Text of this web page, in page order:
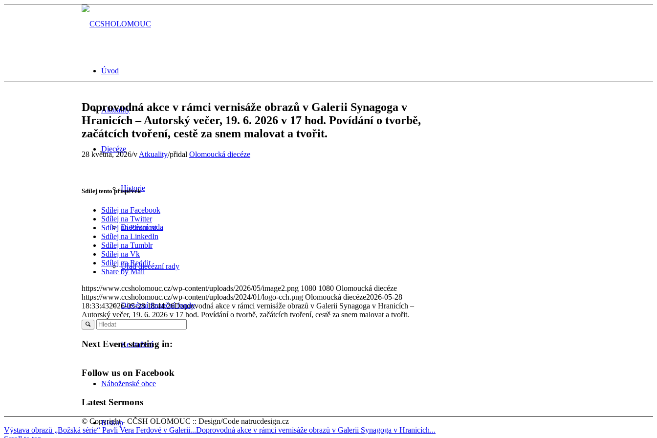
Úvod
Aktuality
Diecéze
Historie
Diecézní rada
Úřad diecézní rady
Diecézní finanční fondy
Ke stažení
Náboženské obce
Biskup
Doprovodná akce v rámci vernisáže obrazů v Galerii Synagoga v
Hranicích – Autorský večer, 19. 6. 2026 v 17 hod. Povídání o tvorbě,
začátcích tvoření, cestě za snem malovat a tvořit.
28 května, 2026/v Atkuality/přidal Olomoucká diecéze
Sdílej tento příspěvek
Sdílej na Facebook
Sdílej na Twitter
Sdílej na Pinterest
Sdílej na LinkedIn
Sdílej na Tumblr
Sdílej na Vk
Sdílej na Reddit
Share by Mail
https://www.ccsholomouc.cz/wp-content/uploads/2026/05/image2.png 1080 1080 Olomoucká diecéze
https://www.ccsholomouc.cz/wp-content/uploads/2024/01/logo-cch.png Olomoucká diecéze2026-05-28
18:33:432026-05-28 18:44:26Doprovodná akce v rámci vernisáže obrazů v Galerii Synagoga v Hranicích –
Autorský večer, 19. 6. 2026 v 17 hod. Povídání o tvorbě, začátcích tvoření, cestě za snem malovat a tvořit.
Next Event starting in:
Follow us on Facebook
Latest Sermons
© Copyright - CČSH OLOMOUC :: Design/Code natrucdesign.cz
Výstava obrazů „Božská série“ Pavli Vera Ferdové v Galerii...Doprovodná akce v rámci vernisáže obrazů v Galerii Synagoga v Hranicích...